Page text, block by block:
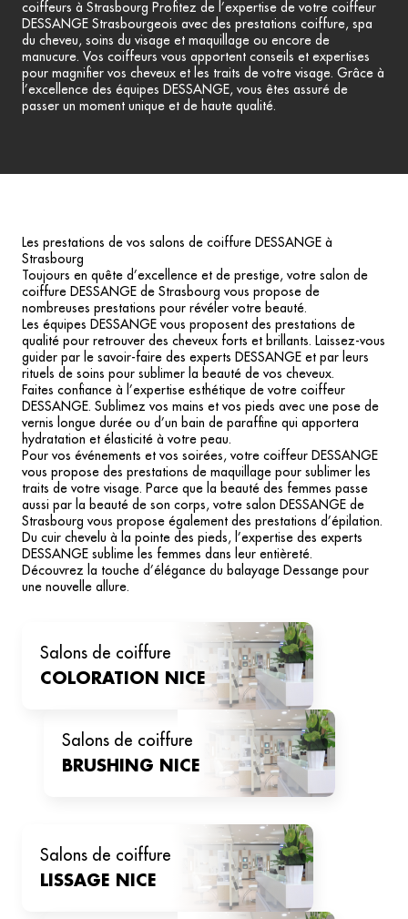
coiffeurs à Strasbourg Profitez de l’expertise de votre coiffeur
DESSANGE Strasbourgeois avec des prestations coiffure, spa
du cheveu, soins du visage et maquillage ou encore de
manucure. Vos coiffeurs vous apportent conseils et expertises
pour magnifier vos cheveux et les traits de votre visage. Grâce à
l’excellence des équipes DESSANGE, vous êtes assuré de
passer un moment unique et de haute qualité.
Les prestations de vos salons de coiffure DESSANGE à
Strasbourg
Toujours en quête d’excellence et de prestige, votre salon de
coiffure DESSANGE de Strasbourg vous propose de
nombreuses prestations pour révéler votre beauté.
Les équipes DESSANGE vous proposent des prestations de
qualité pour retrouver des cheveux forts et brillants. Laissez-vous
guider par le savoir-faire des experts DESSANGE et par leurs
rituels de soins pour sublimer la beauté de vos cheveux.
Faites confiance à l’expertise esthétique de votre coiffeur
DESSANGE. Sublimez vos mains et vos pieds avec une pose de
vernis longue durée ou d’un bain de paraffine qui apportera
hydratation et élasticité à votre peau.
Pour vos événements et vos soirées, votre coiffeur DESSANGE
vous propose des prestations de maquillage pour sublimer les
traits de votre visage. Parce que la beauté des femmes passe
aussi par la beauté de son corps, votre salon DESSANGE de
Strasbourg vous propose également des prestations d’épilation.
Du cuir chevelu à la pointe des pieds, l’expertise des experts
DESSANGE sublime les femmes dans leur entièreté.
Découvrez la touche d’élégance du balayage Dessange pour
une nouvelle allure.
salons de coiffure
COLORATION
NICE
salons de coiffure
BRUSHING
NICE
salons de coiffure
LISSAGE
NICE